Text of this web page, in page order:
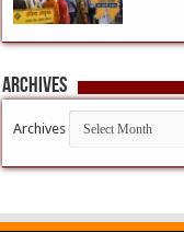
Archives
Archives